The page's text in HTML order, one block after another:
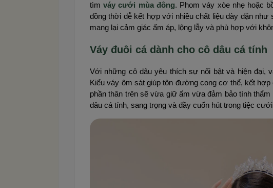
tìmváy cưới mùa đông. Phom váy xòe nhẹ hoặc
đồng thời dễ kết hợp với nhiều chất liệu dày dặn như
mang lại cảm giác ấm áp, lộng lẫy và phù hợp với
Váy đuôi cá dành cho cô dâu cá tính
Với những cô dâu yêu thích sự nổi bật và hiện đại,
Kiểu váy ôm sát giúp tôn đường cong cơ thể, kết
phần thân trên sẽ vừa giữ ấm vừa đảm bảo tính
dâu cá tính, sang trọng và đầy cuốn hút trong tiệc